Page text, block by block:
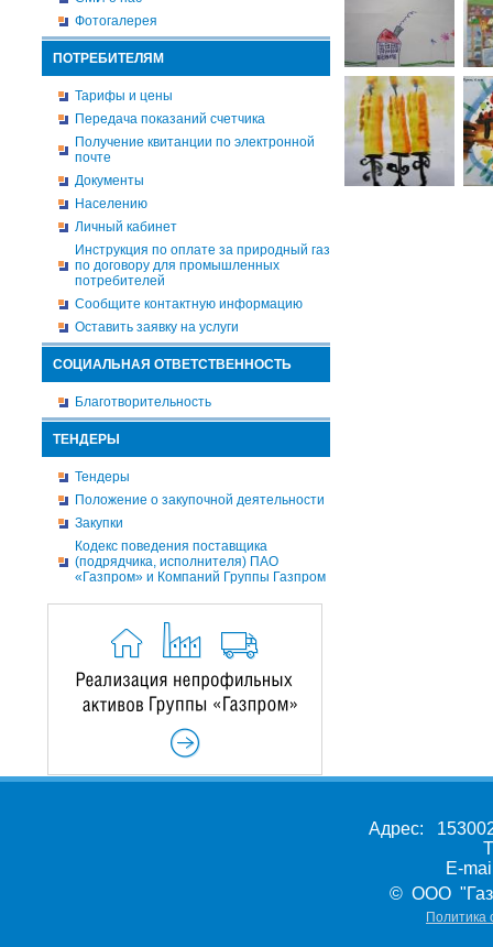
Фотогалерея
ПОТРЕБИТЕЛЯМ
Тарифы и цены
Передача показаний счетчика
Получение квитанции по электронной
почте
Документы
Населению
Личный кабинет
Инструкция по оплате за природный газ
по договору для промышленных
потребителей
Сообщите контактную информацию
Оставить заявку на услуги
СОЦИАЛЬНАЯ ОТВЕТСТВЕННОСТЬ
Благотворительность
ТЕНДЕРЫ
Тендеры
Положение о закупочной деятельности
Закупки
Кодекс поведения поставщика
(подрядчика, исполнителя) ПАО
«Газпром» и Компаний Группы Газпром
Адрес:
E-
© ООО
Политика